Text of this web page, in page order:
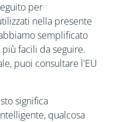
per
nella presente
semplificato
facili da seguire.
puoi consultare l'EU
significa
qualcosa